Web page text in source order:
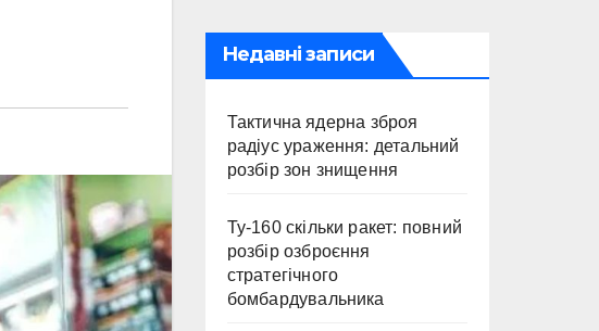
Недавні записи
Тактична ядерна зброя
радіус ураження: детальний
розбір зон знищення
Ту-160 скільки ракет: повний
розбір озброєння
стратегічного
бомбардувальника